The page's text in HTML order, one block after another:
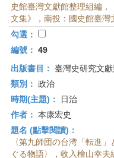
史館臺灣文獻館整理組編
文集》，南投：國史館臺灣
勾選：
編號： 49
出版書目： 臺灣史研究文
類別： 政治
時期(主題)：
日治
作者： 本康宏史
題名 (點擊閱讀)：
〈第九師団の台湾「転進
ぐる物語〉，收入檜山幸